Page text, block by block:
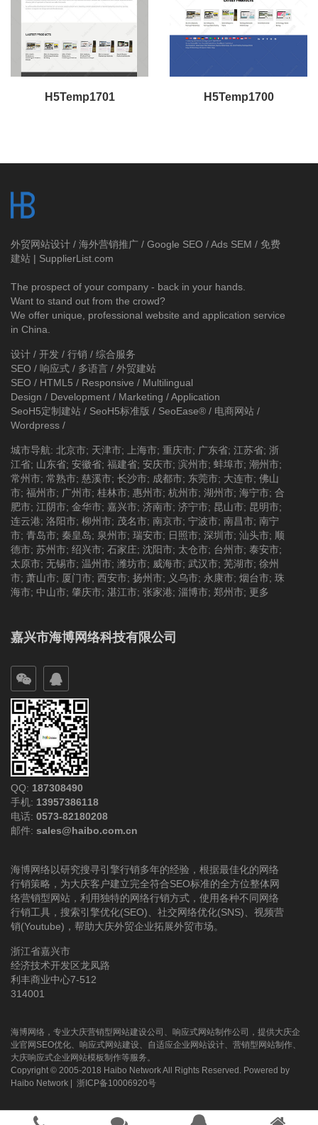
H5Temp1701 H5Temp1700
外贸网站设计 / 海外营销推广 / Google SEO /Ads SEM / 免费
建站 | SupplierList.com
The prospect of your company - back in your hands.
Want to stand out from the crowd?
We offer unique, professional website and application service
in China.
设计 / 开发 / 行销 / 综合服务
SEO / 响应式 / 多语言 / 外贸建站
SEO / HTML5 / Responsive / Multilingual
Design / Development / Marketing / Application
SeoH5定制建站 / SeoH5标准版 / SeoEase® / 电商网站 /
Wordpress /
城市导航: 北京市; 天津市; 上海市; 重庆市; 广东省; 江苏省; 浙
江省; 山东省; 安徽省; 福建省; 安庆市; 滨州市; 蚌埠市; 潮州市;
常州市; 常熟市; 慈溪市; 长沙市; 成都市; 东莞市; 大连市; 佛山
市; 福州市; 广州市; 桂林市; 惠州市; 杭州市; 湖州市; 海宁市; 合
肥市; 江阴市; 金华市; 嘉兴市; 济南市; 济宁市; 昆山市; 昆明市;
连云港; 洛阳市; 柳州市; 茂名市; 南京市; 宁波市; 南昌市; 南宁
市; 青岛市; 秦皇岛; 泉州市; 瑞安市; 日照市; 深圳市; 汕头市; 顺
德市; 苏州市; 绍兴市; 石家庄; 沈阳市; 太仓市; 台州市; 泰安市;
太原市; 无锡市; 温州市; 潍坊市; 威海市; 武汉市; 芜湖市; 徐州
市; 萧山市; 厦门市; 西安市; 扬州市; 义乌市; 永康市; 烟台市; 珠
海市; 中山市; 肇庆市; 湛江市; 张家港; 淄博市; 郑州市; 更多
嘉兴市海博网络科技有限公司
QQ: 187308490
手机: 13957386118
电话: 0573-82180208
邮件: sales@haibo.com.cn
海博网络以研究搜寻引擎行销多年的经验，根据最佳化的网络
行销策略，为大庆客户建立完全符合SEO标准的全方位整体网
络营销型网站，利用独特的网络行销方式，使用各种不同网络
行销工具，搜索引擎优化(SEO)、社交网络优化(SNS)、视频营
销(Youtube)，帮助大庆外贸企业拓展外贸市场。
浙江省嘉兴市
经济技术开发区龙凤路
利丰商业中心7-512
314001
海博网络，专业大庆营销型网站建设公司、响应式网站制作公司，提供大庆企
业官网SEO优化、响应式网站建设、自适应企业网站设计、营销型网站制作、
大庆响应式企业网站模板制作等服务。
Copyright © 2005-2018 Haibo Network All Rights Reserved. Powered by
Haibo Network | 浙ICP备10006920号